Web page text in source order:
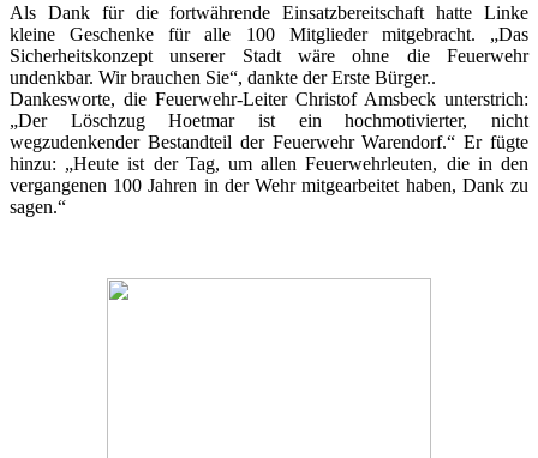
Als Dank für die fortwährende Einsatzbereitschaft hatte Linke
kleine Geschenke für alle 100 Mitglieder mitgebracht. „Das
Sicherheitskonzept unserer Stadt wäre ohne die Feuerwehr
undenkbar. Wir brauchen Sie“, dankte der Erste Bürger..
Dankesworte, die Feuerwehr-Leiter Christof Amsbeck unterstrich:
„Der Löschzug Hoetmar ist ein hochmotivierter, nicht
wegzudenkender Bestandteil der Feuerwehr Warendorf.“ Er fügte
hinzu: „Heute ist der Tag, um allen Feuerwehrleuten, die in den
vergangenen 100 Jahren in der Wehr mitgearbeitet haben, Dank zu
sagen.“